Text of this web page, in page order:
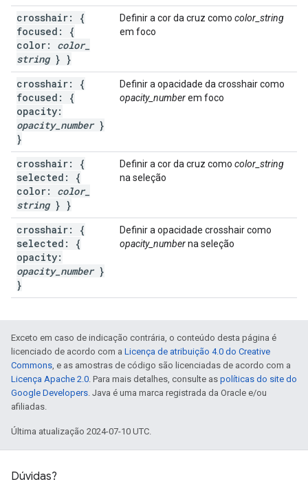
crosshair: {
focused: {
color: color_
string} }
Definir a cor da cruz como color_string
em foco
crosshair: {
focused: {
opacity:
opacity_ number}
}
Definir a opacidade da crosshair como
opacity_numberem foco
crosshair: {
selected: {
color: color_
string} }
Definir a cor da cruz como color_string
na seleção
crosshair: {
selected: {
opacity:
opacity_ number}
}
Definir a opacidade crosshair como
opacity_numberna seleção
Exceto em caso de indicação contrária, o conteúdo desta página é
licenciado de acordo com a Licença de atribuição 4.0 do Creative
Commons , e as amostras de código são licenciadas de acordo com a
Licença Apache 2.0 . Para mais detalhes, consulte as políticas do site do
Google Developers . Java é uma marca registrada da Oracle e/ou
afiliadas.
Última atualização 2024-07-10 UTC.
Dúvidas?